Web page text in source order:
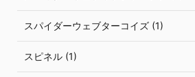
スパイダーウェブターコイズ (1)
スピネル (1)